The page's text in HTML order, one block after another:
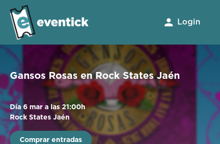
Login
Gansos Rosas en Rock States Jaén
Día 6 mar a las 21:00h
Rock States Jaén
Comprar entradas